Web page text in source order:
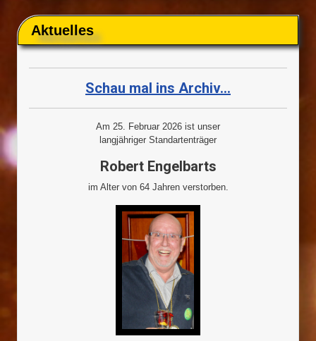
Aktuelles
Schau mal ins Archiv...
Am 25. Februar 2026 ist unser
langjähriger Standartenträger
Robert Engelbarts
im Alter von 64 Jahren verstorben.